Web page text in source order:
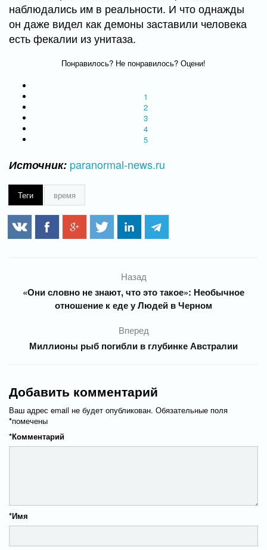
наблюдались им в реальности. И что однажды
он даже видел как демоны заставили человека
есть фекалии из унитаза.
Понравилось? Не понравилось? Оцени!
1
2
3
4
5
Источник: paranormal-news.ru
Теги время
Назад
«Они словно не знают, что это такое»: Необычное
отношение к еде у Людей в Черном
Вперед
Миллионы рыб погибли в глубинке Австралии
Добавить комментарий
Ваш адрес email не будет опубликован. Обязательные поля
помечены
*
Комментарий
*
Имя
*